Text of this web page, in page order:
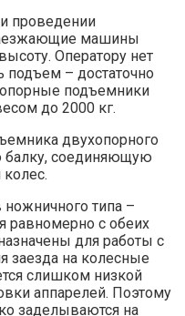
проведении
машины
Оператору нет
подъем – достаточно
подъемники
до 2000 кг.
двухопорного
балку, соединяющую
типа –
равномерно с обеих
для работы с
заезда на колесные
слишком низкой
аппарелей. Поэтому
заделываются на